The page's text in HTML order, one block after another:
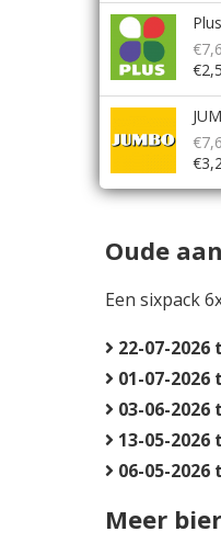
Plus
Oude
Een sixpack
22-07-2026
01-07-2026
03-06-2026
13-05-2026
06-05-2026
Meer